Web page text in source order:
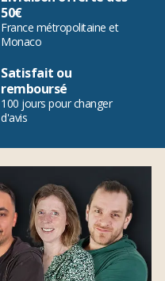
50€
France métropolitaine et
Monaco
Satisfait ou
remboursé
100 jours pour changer
d'avis